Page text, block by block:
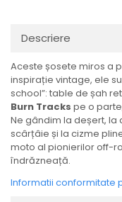
Descriere
Aceste șosete miros a
inspirație vintage, ele
school”: table de șah
Burn Tracks pe o
Ne gândim la deșert,
scârțâie și la cizme
moto al pionierilor off-
îndrăzneață.
Informatii conformitate